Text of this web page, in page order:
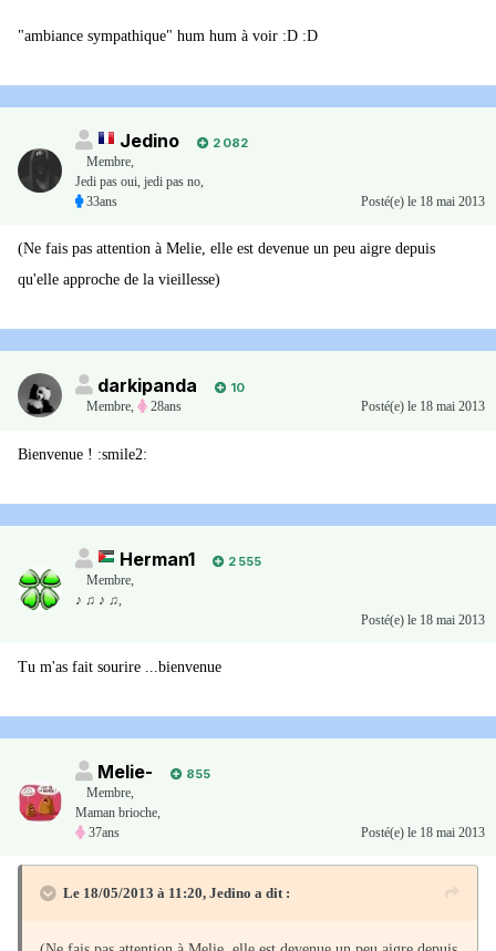
"ambiance sympathique" hum hum à voir :D :D
Jedino
2 082
Membre,
Jedi pas oui, jedi pas no,
33ans
Posté(e) le 18 mai 2013
(Ne fais pas attention à Melie, elle est devenue un peu aigre depuis
qu'elle approche de la vieillesse)
darkipanda
10
Membre, 28ans Posté(e) le 18 mai 2013
Bienvenue ! :smile2:
Herman1
2 555
Membre,
♪ ♫ ♪ ♫,
Posté(e) le 18 mai 2013
Tu m'as fait sourire ...bienvenue
Melie-
855
Membre,
Maman brioche,
37ans
Posté(e) le 18 mai 2013
Le 18/05/2013 à 11:20, Jedino a dit :